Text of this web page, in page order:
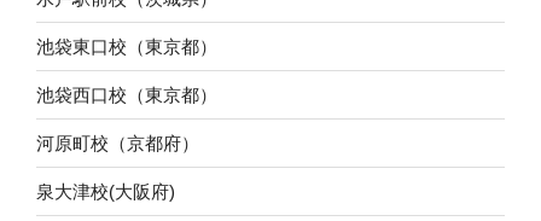
池袋東口校（東京都）
池袋西口校（東京都）
河原町校（京都府）
泉大津校(大阪府)